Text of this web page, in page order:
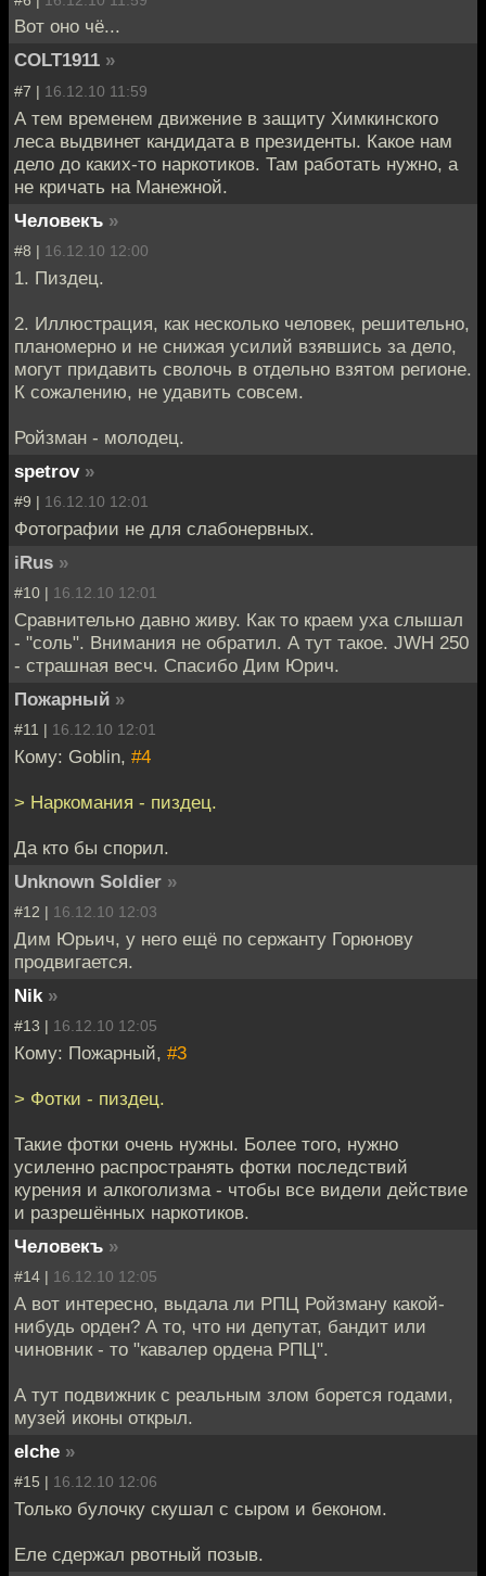
Вот оно чё...
COLT1911 »
#7 | 16.12.10 11:59
А тем временем движение в защиту Химкинского
леса выдвинет кандидата в президенты. Какое нам
дело до каких-то наркотиков. Там работать нужно, а
не кричать на Манежной.
Человекъ »
#8 | 16.12.10 12:00
1. Пиздец.
2. Иллюстрация, как несколько человек, решительно,
планомерно и не снижая усилий взявшись за дело,
могут придавить сволочь в отдельно взятом регионе.
К сожалению, не удавить совсем.
Ройзман - молодец.
spetrov »
#9 | 16.12.10 12:01
Фотографии не для слабонервных.
iRus »
#10 | 16.12.10 12:01
Сравнительно давно живу. Как то краем уха слышал
- "соль". Внимания не обратил. А тут такое. JWH 250
- страшная весч. Спасибо Дим Юрич.
Пожарный »
#11 | 16.12.10 12:01
Кому: Goblin, #4
> Наркомания - пиздец.
Да кто бы спорил.
Unknown Soldier »
#12 | 16.12.10 12:03
Дим Юрьич, у него ещё по сержанту Горюнову
продвигается.
Nik »
#13 | 16.12.10 12:05
Кому: Пожарный, #3
> Фотки - пиздец.
Такие фотки очень нужны. Более того, нужно
усиленно распространять фотки последствий
курения и алкоголизма - чтобы все видели действие
и разрешённых наркотиков.
Человекъ »
#14 | 16.12.10 12:05
А вот интересно, выдала ли РПЦ Ройзману какой-
нибудь орден? А то, что ни депутат, бандит или
чиновник - то "кавалер ордена РПЦ".
А тут подвижник с реальным злом борется годами,
музей иконы открыл.
elche »
#15 | 16.12.10 12:06
Только булочку скушал с сыром и беконом.
Еле сдержал рвотный позыв.